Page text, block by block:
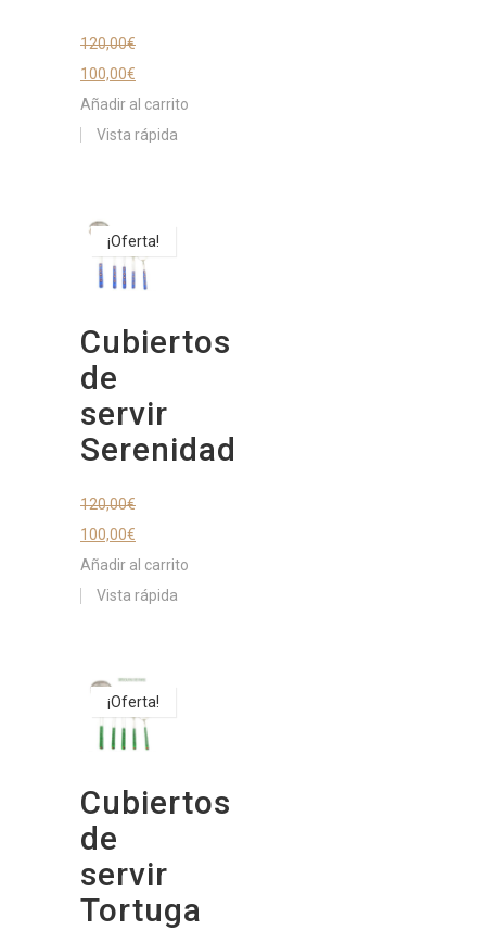
120,00€
100,00€
Añadir al carrito
Vista rápida
¡Oferta!
Cubiertos
de
servir
Serenidad
120,00€
100,00€
Añadir al carrito
Vista rápida
¡Oferta!
Cubiertos
de
servir
Tortuga